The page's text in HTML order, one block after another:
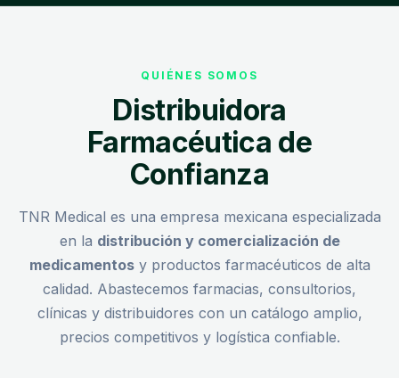
QUIÉNES SOMOS
Distribuidora
Farmacéutica de
Confianza
TNR Medical es una empresa mexicana especializada
en la distribución y comercialización de
medicamentosy productos farmacéuticos de alta
calidad. Abastecemos farmacias, consultorios,
clínicas y distribuidores con un catálogo amplio,
precios competitivos y logística confiable.